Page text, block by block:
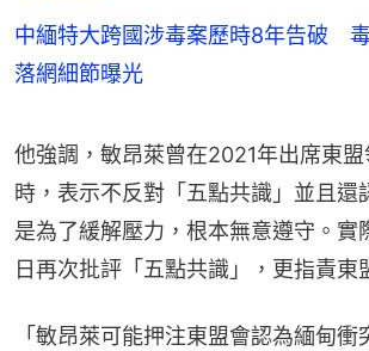
中緬特大跨國涉毒案歷時8年告破 毒
落網細節曝光
他強調，敏昂萊曾在2021年出席東
時，表示不反對「五點共識」並且還
是為了緩解壓力，根本無意遵守。實
日再次批評「五點共識」，更指責東
「敏昂萊可能押注東盟會認為緬甸衝